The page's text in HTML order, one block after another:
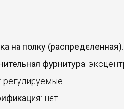
на полку (распределенная)
фурнитура:
: регулируемые.
: нет.